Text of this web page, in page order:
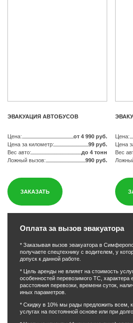
ЭВАКУАЦИЯ АВТОБУСОВ
Цена:
от 4 990 руб.
Цена за километр:
99 руб.
Вес авто:
до 4 тонн
Ложный вызов:
990 руб.
ЗАКАЗАТЬ
Цена:
Цена
Вес
Оплата за вызов эвакуатора
* Заказывая вызов эвакуатора в
получаете спецтехнику с водителем, у
допуск к данной работе.
* Цель аренды не влияет на стоимость
особенностей перевозимого ТС, характера
расстояния перевозки, времени суток,
иных параметров.
* Скидку в 10% мы рады предложить всем,
услугах на постоянной основе или при